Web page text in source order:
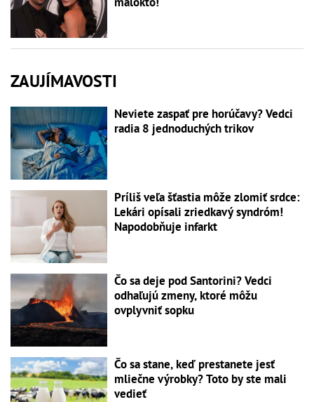
ZAUJÍMAVOSTI
Neviete zaspať pre horúčavy? Vedci
radia 8 jednoduchých trikov
Príliš veľa šťastia môže zlomiť srdce:
Lekári opísali zriedkavý syndróm!
Napodobňuje infarkt
Čo sa deje pod Santorini? Vedci
odhaľujú zmeny, ktoré môžu
ovplyvniť sopku
Čo sa stane, keď prestanete jesť
mliečne výrobky? Toto by ste mali
vedieť